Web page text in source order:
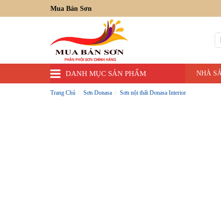
Mua Bán Sơn
DANH MỤC SẢN PHẨM NHÀ
Trang Chủ Sơn Donasa Sơn nội thất Donasa Interior